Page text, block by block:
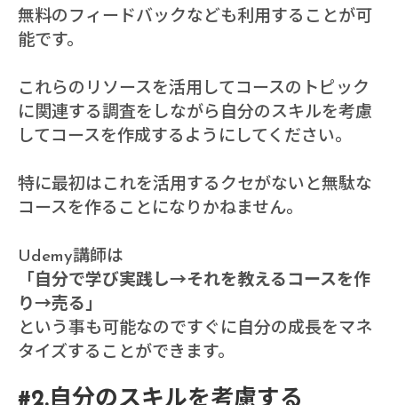
無料のフィードバックなども利用することが可
能です。
これらのリソースを活用してコースのトピック
に関連する調査をしながら自分のスキルを考慮
してコースを作成するようにしてください。
特に最初はこれを活用するクセがないと無駄な
コースを作ることになりかねません。
Udemy講師は
「自分で学び実践し→それを教えるコースを作
り→売る」
という事も可能なのですぐに自分の成長をマネ
タイズすることができます。